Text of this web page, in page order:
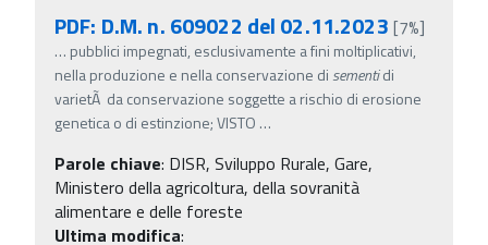
PDF: D.M. n. 609022 del 02.11.2023 [7%]
… pubblici impegnati, esclusivamente a fini moltiplicativi,
nella produzione e nella conservazione di sementidi
varietÃ da conservazione soggette a rischio di erosione
genetica o di estinzione; VISTO …
Parole chiave: DISR, Sviluppo Rurale, Gare,
Ministero della agricoltura, della sovranità
alimentare e delle foreste
Ultima modifica: